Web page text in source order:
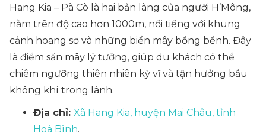
Hang Kia – Pà Cò là hai bản làng của người H’Mông,
nằm trên độ cao hơn 1000m, nổi tiếng với khung
cảnh hoang sơ và những biển mây bồng bềnh. Đây
là điểm săn mây lý tưởng, giúp du khách có thể
chiêm ngưỡng thiên nhiên kỳ vĩ và tận hưởng bầu
không khí trong lành.
Địa chỉ: Xã Hang Kia, huyện Mai Châu, tỉnh
Hoà Bình.